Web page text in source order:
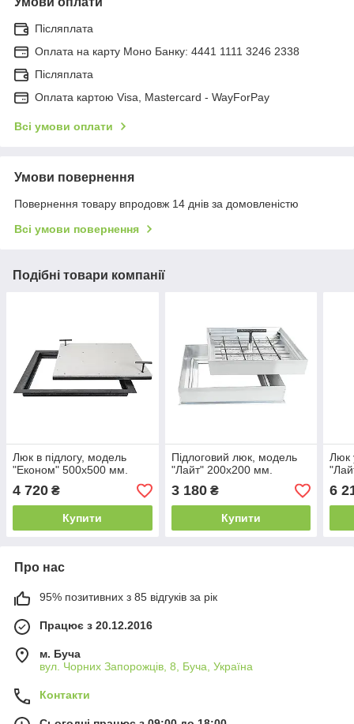
Післяплата
Оплата на карту Моно Банку: 4441 1111 3246 2338
Післяплата
Оплата картою Visa, Mastercard - WayForPay
Всі умови оплати
Умови повернення
Повернення товару впродовж 14 днів за домовленістю
Всі умови повернення
Подібні товари компанії
Люк в підлогу, модель
"Економ" 500х500 мм.
4 720 ₴
Купити
Підлоговий люк, модель
"Лайт" 200х200 мм.
3 180₴
Купити
Люк
6
Про нас
95% позитивних з 85 відгуків за рік
Працює з 20.12.2016
м. Буча
вул. Чорних Запорожців, 8, Буча, Україна
Контакти